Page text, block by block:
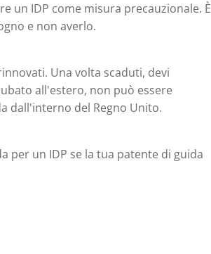
un IDP come misura precauzionale. È
e non averlo.
Una volta scaduti, devi
all'estero, non può essere
dall'interno del Regno Unito.
per un IDP se la tua patente di guida